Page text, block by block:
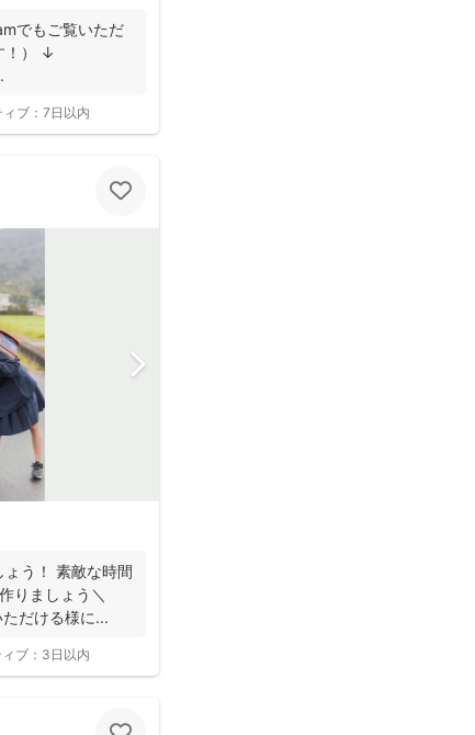
でもご覧いただ
！） ↓
ブ： 7日以内
う！ 素敵な時間
りましょう＼
だける様に...
ブ： 3日以内